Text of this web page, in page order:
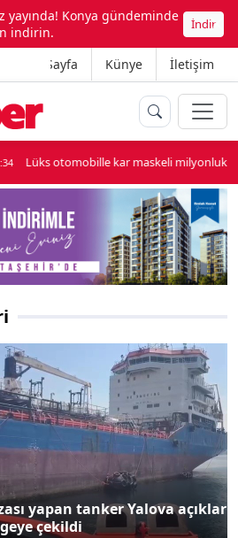
yayında! Konya gündeminde
indirin.
İndir
Ana Sayfa Künye İletişim
kar maskeli milyonluk soygun
tanker Yalova açıklarında